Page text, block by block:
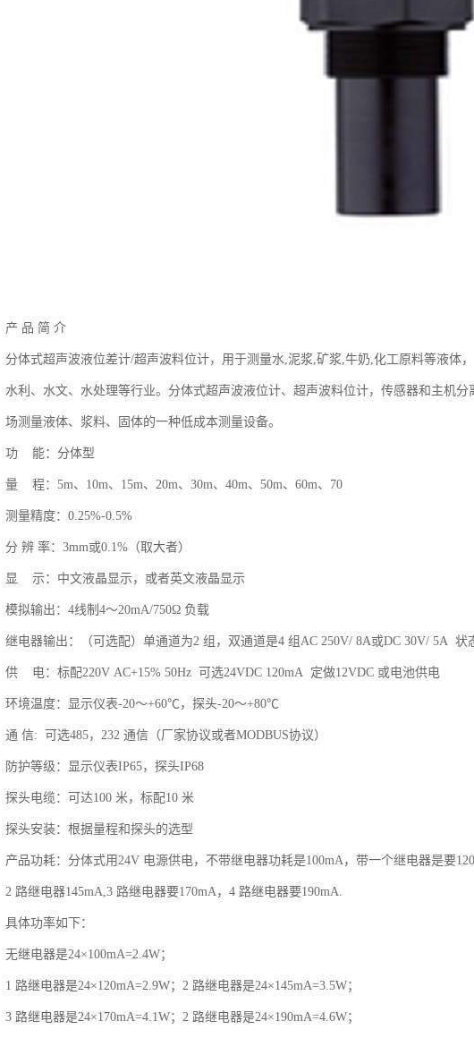
产 品 简 介
分体式超声波液位差计/超声波料位计，用于测量水,泥浆,矿浆,牛奶,化工原料等液体
水利、水文、水处理等行业。分体式超声波液位计、超声波料位计，传感器和主机
场测量液体、浆料、固体的一种低成本测量设备。
功 能：分体型
量 程：5m、10m、15m、20m、30m、40m、50m、60m、70
测量精度：0.25%-0.5%
分 辨 率：3mm或0.1%（取大者）
显 示：中文液晶显示，或者英文液晶显示
模拟输出：4线制4～20mA/750Ω 负载
继电器输出：（可选配）单通道为2 组，双通道是4 组AC 250V/ 8A或DC 30V/ 5A 状
供 电：标配220V AC+15% 50Hz 可选24VDC 120mA 定做12VDC 或电池供电
环境温度：显示仪表-20～+60℃，探头-20～+80℃
通 信: 可选485，232 通信（厂家协议或者MODBUS协议）
防护等级：显示仪表IP65，探头IP68
探头电缆：可达100 米，标配10 米
探头安装：根据量程和探头的选型
产品功耗：分体式用24V 电源供电，不带继电器功耗是100mA，带一个继电器是要
2 路继电器145mA,3 路继电器要170mA，4 路继电器要190mA.
具体功率如下：
无继电器是24×100mA=2.4W；
1 路继电器是24×120mA=2.9W；2 路继电器是24×145mA=3.5W；
3 路继电器是24×170mA=4.1W；2 路继电器是24×190mA=4.6W；